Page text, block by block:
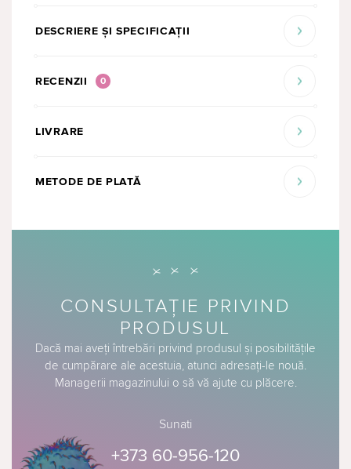
DESCRIERE ȘI SPECIFICAȚII
RECENZII 0
LIVRARE
METODE DE PLATĂ
CONSULTAȚIE PRIVIND
PRODUSUL
Dacă mai aveți întrebări privind produsul și posibilitățile
de cumpărare ale acestuia, atunci adresați-le nouă.
Managerii magazinului o să vă ajute cu plăcere.
Sunati
+373 60-956-120